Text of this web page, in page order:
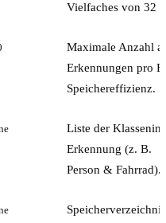
Vielfaches von 32
Maximale Anzahl
Erkennungen pro
Speichereffizienz.
Liste der
Erkennung (z. B.
Person & Fahrrad).